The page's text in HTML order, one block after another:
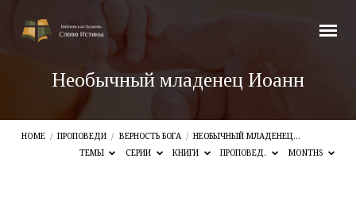
Необычный младенец Иоанн
HOME / ПРОПОВЕДИ / ВЕРНОСТЬ БОГА / НЕОБЫЧНЫЙ МЛАДЕНЕЦ…
ТЕМЫ
СЕРИИ КНИГИ ПРОПОВЕД. MONTHS